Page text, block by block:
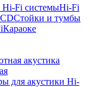
Fi системыHi-Fi
CDСтойки и тумбы
Караоке
акустика
для акустики Hi-